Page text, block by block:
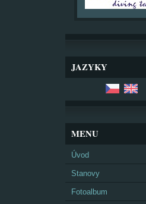
JAZYKY
MENU
Úvod
Stanovy
Fotoalbum